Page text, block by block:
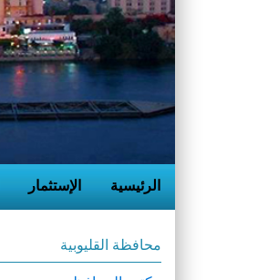
الرئيسية الإستثمار
محافظة القليوبية